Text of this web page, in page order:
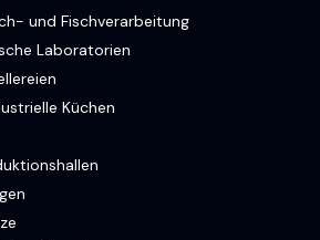
und Fischverarbeitung
Laboratorien
Küchen